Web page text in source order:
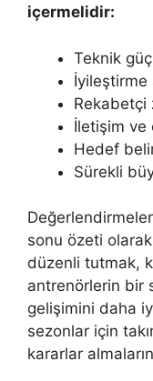
içermelidir:
Teknik
İyileştirme
Rekabetçi
İletişim ve
Hedef
Sürekli
sonu özeti
düzenli tutmak,
antrenörlerin bir
gelişimini daha
sezonlar için
kararlar